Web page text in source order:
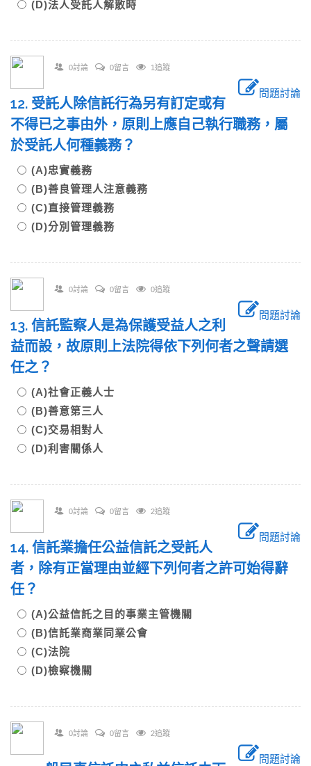
(D)法人受託人解散時
0討論 0留言 1追蹤
問題討論
12. 受託人除信託行為另有訂定或有
不得已之事由外，原則上應自己執行職務，屬
於受託人何種義務？
(A)忠實義務
(B)善良管理人注意義務
(C)直接管理義務
(D)分別管理義務
0討論 0留言 0追蹤
問題討論
13. 信託監察人是為保護受益人之利
益而設，故原則上法院得依下列何者之聲請選
任之？
(A)社會正義人士
(B)善意第三人
(C)交易相對人
(D)利害關係人
0討論 0留言 2追蹤
問題討論
14. 信託業擔任公益信託之受託人
者，除有正當理由並經下列何者之許可始得辭
任？
(A)公益信託之目的事業主管機關
(B)信託業商業同業公會
(C)法院
(D)檢察機關
0討論 0留言 2追蹤
問題討論